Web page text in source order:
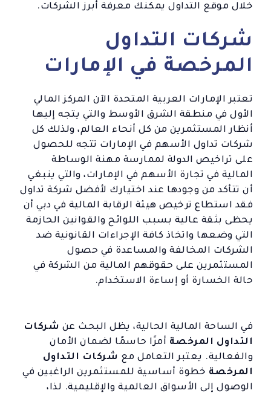
خلال موقع التداول يمكنك معرفة أبرز الشركات.
شركات التداول
المرخصة في الإمارات
تعتبر الإمارات العربية المتحدة الآن المركز المالي
الأول في منطقة الشرق الأوسط والتي يتجه إليها
أنظار المستثمرين من كل أنحاء العالم، ولذلك كل
شركات تداول الأسهم في الإمارات تتجه للحصول
على تراخيص الدولة لممارسة مهنة الوساطة
المالية في تجارة الأسهم في الإمارات، والتي ينبغي
أن تتأكد من وجودها عند اختيارك لأفضل شركة تداول
فقد استطاع ترخيص هيئة الرقابة المالية في دبي أن
يحظى بثقة عالية بسبب اللوائح والقوانين الحازمة
التي وضعها واتخاذ كافة الإجراءات القانونية ضد
الشركات المخالفة والمساعدة في حصول
المستثمرين على حقوقهم المالية من الشركة في
حالة الخسارة أو إساءة الاستخدام.
في الساحة المالية الحالية، يظل البحث عن شركات
التداول المرخصةأمرًا حاسمًا لضمان الأمان
والفعالية. يعتبر التعامل مع شركات التداول
المرخصةخطوة أساسية للمستثمرين الراغبين في
الوصول إلى الأسواق العالمية والإقليمية. لذا،